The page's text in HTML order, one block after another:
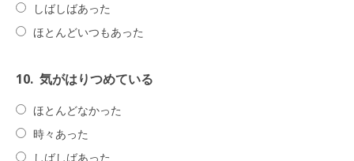
しばしばあった
ほとんどいつもあった
10. 気がはりつめている
ほとんどなかった
時々あった
しばしばあった